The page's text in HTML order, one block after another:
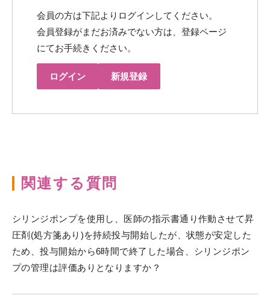
会員の方は下記よりログインしてください。
会員登録がまだお済みでない方は、登録ページ
にてお手続きください。
ログイン 新規登録
関連する質問
シリンジポンプを使用し、医師の指示書通り作動させて昇
圧剤(処方箋あり)を持続投与開始したが、状態が安定した
ため、投与開始から6時間で終了した場合、シリンジポン
プの管理は評価ありとなりますか？